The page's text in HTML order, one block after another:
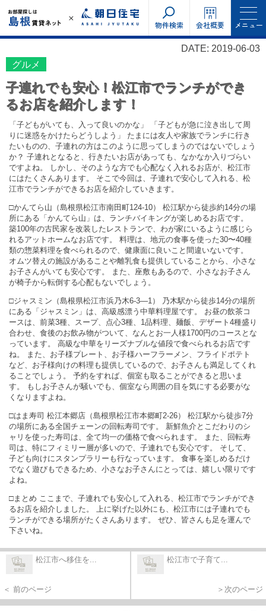
物件検索 会社概要 メニュー
DATE: 2019-06-03
グルメ
子連れでも安心！松江市でランチができ
るお店を紹介します！
「子どもがいても、入って良いのかな」 「子どもが急に泣き出して周
りに迷惑をかけたらどうしよう」 たまには友人や家族でランチに行き
たいものの、子連れの方はこのように思ってしまうのではないでしょう
か？ 子連れとなると、行きたいお店があっても、なかなか入りづらい
ですよね。 しかし、そのような方でも心配なく入れるお店が、松江市
にはたくさんあります。 そこで今回は、子連れで安心して入れる、松
江市でランチができるお店を紹介していきます。
□かんてら山（島根県松江市南田町124-10） 松江駅から徒歩約14分の場
所にある「かんてら山」は、ランチバイキングが楽しめるお店です。
築100年の古民家を改装したレストランで、わが家にいるように感じら
れるアットホームなお店です。 料理は、地元の食事を使った30〜40種
類の惣菜料理を食べられるので、健康面に良いこと間違いないです。
オムツ替えの施設があることや離乳食も提供していることから、小さな
お子さんがいても安心です。 また、座敷もあるので、小さなお子さん
が椅子から転倒する心配もないでしょう。
□ジャスミン（島根県松江市浜乃木6-3―1） 乃木駅から徒歩14分の場所
にある「ジャスミン」は、高級感漂う中華料理屋です。 お昼の飲茶コ
ースは、前菜3種、スープ、点心3種、1品料理、麺飯、デザート4種盛り
合わせ、食後のお飲み物がついて、なんとお一人様1700円のコースとな
っています。 高級な中華をリーズナブルな値段で食べられるお店です
ね。 また、お子様プレート、お子様ハーフラーメン、フライドポテト
など、お子様向けの料理も提供しているので、お子さんも満足してくれ
ることでしょう。 予約をすれば、個室も取ることができると思いま
す。 もしお子さんが騒いでも、個室なら周囲の目を気にする必要がな
くなりますよね。
□はま寿司 松江本郷店（島根県松江市本郷町2-26） 松江駅から徒歩7分
の場所にある全国チェーンの回転寿司です。 新鮮魚介とこだわりのシ
ャリを使った寿司は、全て均一の価格で食べられます。 また、回転寿
司は、特にフィミリー層が多いので、子連れでも安心です。 そして、
子ども向けにスタンプラリーも行なっています。 食事を楽しめるだけ
でなく遊びもできるため、小さなお子さんにとっては、嬉しい限りです
よね。
□まとめ ここまで、子連れでも安心して入れる、松江市でランチができ
るお店を紹介しました。 上に挙げた以外にも、松江市には子連れでも
ランチができる場所がたくさんあります。 ぜひ、皆さんも足を運んで
下さいね。
松江市へ移住を...
＜ 前のページ
松江市で子育て...
＞次のページ